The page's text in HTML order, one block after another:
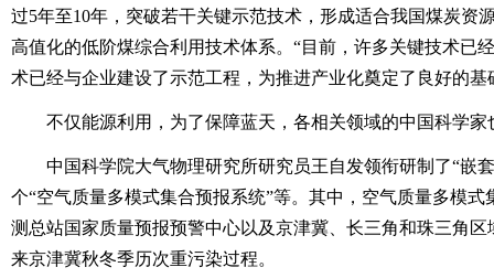
过5年至10年，突破若干关键示范技术，形成适合我国煤炭资
高值化的低阶煤综合利用技术体系。“目前，许多关键技术已
术已经与企业建设了示范工程，为推进产业化奠定了良好的基
不仅能源利用，为了保障蓝天，各相关领域的中国科学家
中国科学院大气物理研究所研究员王自发领衔研制了“嵌
个“空气质量多模式集合预报系统”等。其中，空气质量多模式
测总站国家质量预报预警中心以及京津冀、长三角和珠三角
来京津冀秋冬季历次重污染过程。